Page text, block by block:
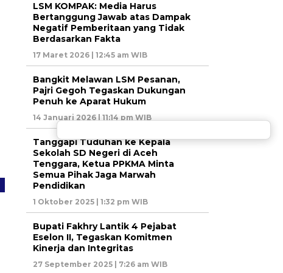
LSM KOMPAK: Media Harus
Bertanggung Jawab atas Dampak
Negatif Pemberitaan yang Tidak
Berdasarkan Fakta
17 Maret 2026 | 12:45 am WIB
Bangkit Melawan LSM Pesanan,
Pajri Gegoh Tegaskan Dukungan
Penuh ke Aparat Hukum
14 Januari 2026 | 11:14 pm WIB
Tanggapi Tuduhan ke Kepala
Sekolah SD Negeri di Aceh
Tenggara, Ketua PPKMA Minta
Semua Pihak Jaga Marwah
Pendidikan
1 Oktober 2025 | 1:32 pm WIB
Bupati Fakhry Lantik 4 Pejabat
Eselon II, Tegaskan Komitmen
Kinerja dan Integritas
27 September 2025 | 7:26 am WIB